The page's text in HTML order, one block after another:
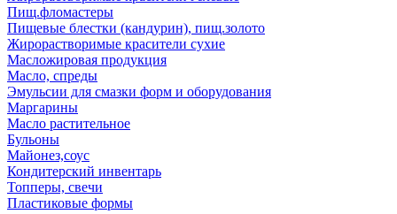
Пищ.фломастеры
Пищевые блестки (кандурин), пищ.золото
Жирорастворимые красители сухие
Масложировая продукция
Масло, спреды
Эмульсии для смазки форм и оборудования
Маргарины
Масло растительное
Бульоны
Майонез,соус
Кондитерский инвентарь
Топперы, свечи
Пластиковые формы